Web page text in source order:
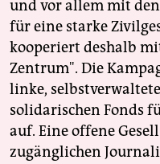
und vor allem mit
für eine starke
kooperiert deshalb
Zentrum". Die
linke,
solidarischen Fonds
auf. Eine offene
zugänglichen